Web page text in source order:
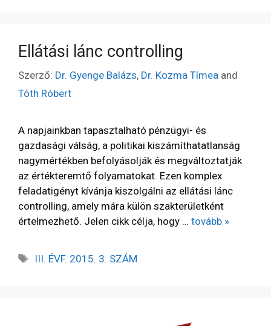
Ellátási lánc controlling
Szerző: Dr. Gyenge Balázs, Dr. Kozma Tímea and
Tóth Róbert
A napjainkban tapasztalható pénzügyi- és
gazdasági válság, a politikai kiszámíthatatlanság
nagymértékben befolyásolják és megváltoztatják
az értékteremtő folyamatokat. Ezen komplex
feladatigényt kívánja kiszolgálni az ellátási lánc
controlling, amely mára külön szakterületként
értelmezhető. Jelen cikk célja, hogy … tovább »
III. ÉVF. 2015. 3. SZÁM